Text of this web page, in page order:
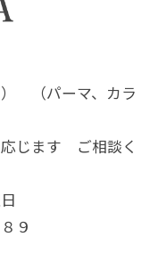
（パーマ、カラ
じます ご相談く
９